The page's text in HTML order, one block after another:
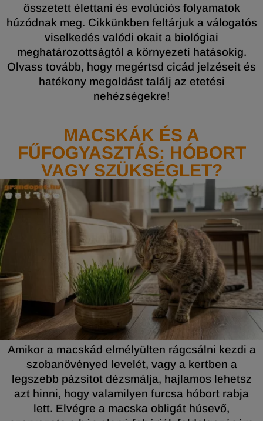
összetett élettani és evolúciós folyamatok
húzódnak meg. Cikkünkben feltárjuk a válogatós
viselkedés valódi okait a biológiai
meghatározottságtól a környezeti hatásokig.
Olvass tovább, hogy megértsd cicád jelzéseit és
hatékony megoldást találj az etetési
nehézségekre!
MACSKÁK ÉS A
FŰFOGYASZTÁS: HÓBORT
VAGY SZÜKSÉGLET?
Amikor a macskád elmélyülten rágcsálni kezdi a
szobanövényed levelét, vagy a kertben a
legszebb pázsitot dézsmálja, hajlamos lehetsz
azt hinni, hogy valamilyen furcsa hóbort rabja
lett. Elvégre a macska obligát húsevő,